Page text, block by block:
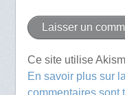
Ce site utilise
En savoir plus sur